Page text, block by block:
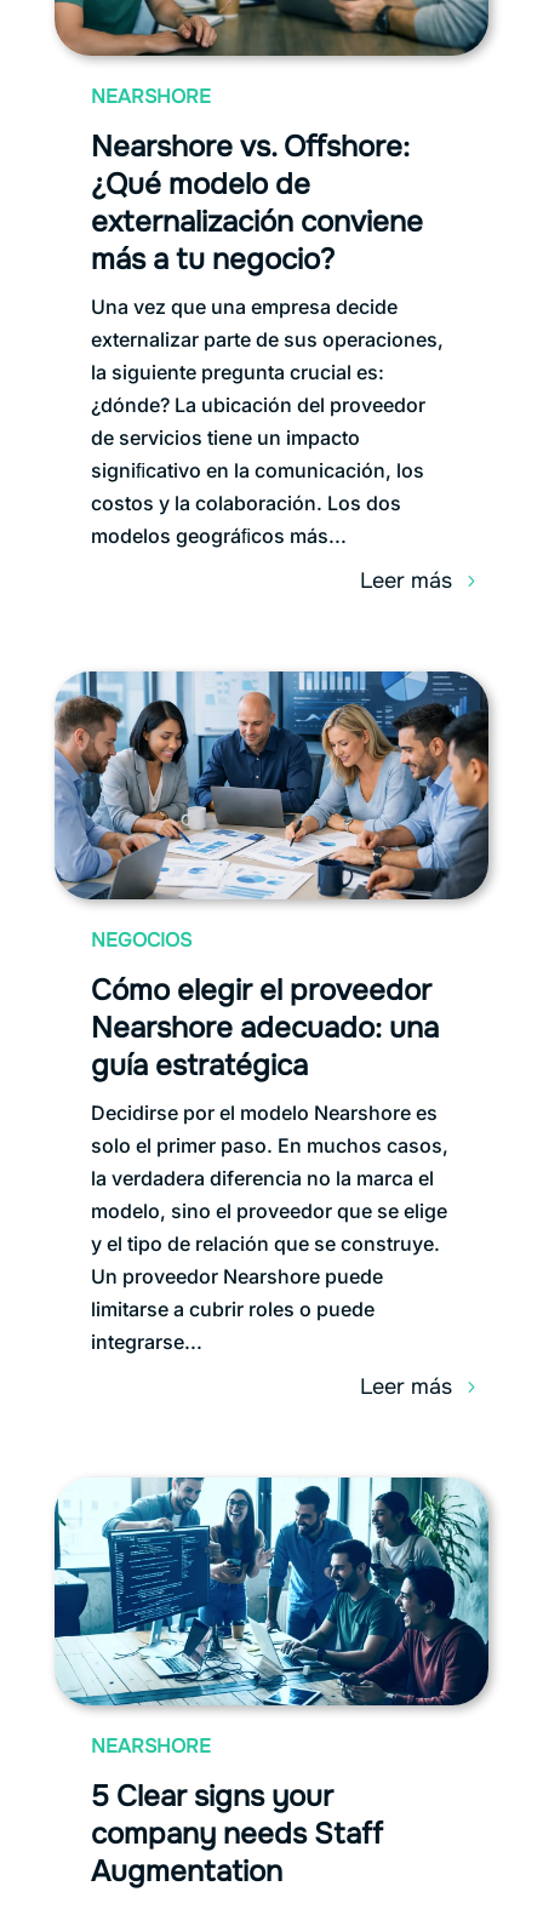
Nearshore vs. Oﬀshore:
¿Qué modelo de
externalización conviene
más a tu negocio?
NEARSHORE
Una vez que una empresa decide
externalizar parte de sus operaciones,
la siguiente pregunta crucial es:
¿dónde? La ubicación del proveedor
de servicios tiene un impacto
signiﬁcativo en la comunicación, los
costos y la colaboración. Los dos
modelos geográﬁcos más...
leer más
Cómo elegir el proveedor
Nearshore adecuado: una
guía estratégica
NEGOCIOS
Decidirse por el modelo Nearshore es
solo el primer paso. En muchos casos,
la verdadera diferencia no la marca el
modelo, sino el proveedor que se elige
y el tipo de relación que se construye.
Un proveedor Nearshore puede
limitarse a cubrir roles o puede
integrarse...
leer más
5 Clear signs your
company needs Staff
Augmentation
NEARSHORE